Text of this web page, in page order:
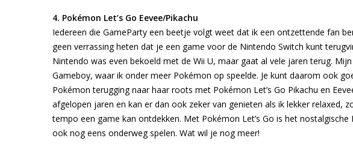
4. Pokémon Let’s Go Eevee/Pikachu
Iedereen die GameParty een beetje volgt weet dat ik een ontzettende fan
geen verrassing heten dat je een game voor de Nintendo Switch kunt
Nintendo was even bekoeld met de Wii U, maar gaat al vele jaren terug.
Gameboy, waar ik onder meer Pokémon op speelde. Je kunt daarom ook
Pokémon terugging naar haar roots met Pokémon Let’s Go Pikachu en
afgelopen jaren en kan er dan ook zeker van genieten als ik lekker relaxed,
tempo een game kan ontdekken. Met Pokémon Let’s Go is het
ook nog eens onderweg spelen. Wat wil je nog meer!